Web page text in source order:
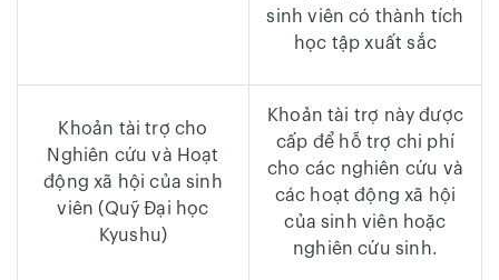
sinh viên có thành tích
học tập xuất sắc
Khoản tài trợ cho
Nghiên cứu và Hoạt
động xã hội của sinh
viên (Quỹ Đại học
Kyushu)
Khoản tài trợ này được
cấp để hỗ trợ chi phí
cho các nghiên cứu và
các hoạt động xã hội
của sinh viên hoặc
nghiên cứu sinh.